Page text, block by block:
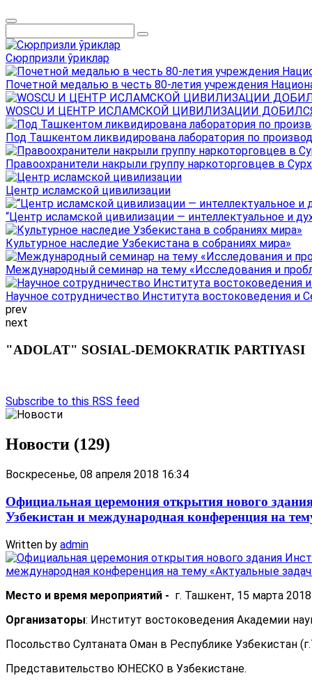
Сюрпризли ўриклар
Почетной медалью в честь 80-летия учреждения
WOSCU И ЦЕНТР ИСЛАМСКОЙ ЦИВИЛИЗАЦИИ
Под Ташкентом ликвидирована лаборатория по
Правоохранители накрыли группу наркоторговцев в
Центр исламской цивилизации
“Центр исламской цивилизации — интеллектуальное и
Культурное наследие Узбекистана в собраниях мира»
Международный семинар на тему «Исследования и
Научное сотрудничество Института востоковедения и
prev
next
"ADOLAT" SOSIAL-DEMOKRATIK PARTIYASI
Subscribe to this RSS feed
Новости (129)
Воскресенье, 08 апреля 2018 16:34
Официальная церемония открытия нового
Узбекистан и международная конференция на
Written by admin
Место и время мероприятий - г. Ташкент, 15 марта 2018
Организаторы: Институт востоковедения Академии
Посольство Султаната Оман в Республике Узбекистан
Представительство ЮНЕСКО в Узбекистане.